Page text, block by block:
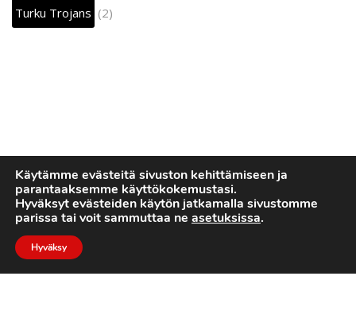
Turku Trojans (2)
Käytämme evästeitä sivuston kehittämiseen ja
parantaaksemme käyttökokemustasi.
Hyväksyt evästeiden käytön jatkamalla sivustomme
parissa tai voit sammuttaa ne asetuksissa.
Hyväksy